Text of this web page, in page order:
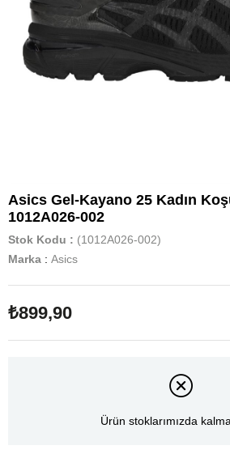
Asics Gel-Kayano 25 Kadın
1012A026-002
Stok Kodu
(1012A026-002)
Marka : Asics
₺899,90
Ürün stoklarımızda